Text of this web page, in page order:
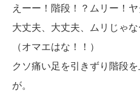
えーー！階段！？ムリー！ヤ
大丈夫、大丈夫、ムリじゃな
（オマエはな！！）
クソ痛い足を引きずり階段
が。